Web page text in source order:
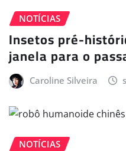
NOTÍCIAS
Insetos pré-
janela para o
Caroline Silveira
NOTÍCIAS